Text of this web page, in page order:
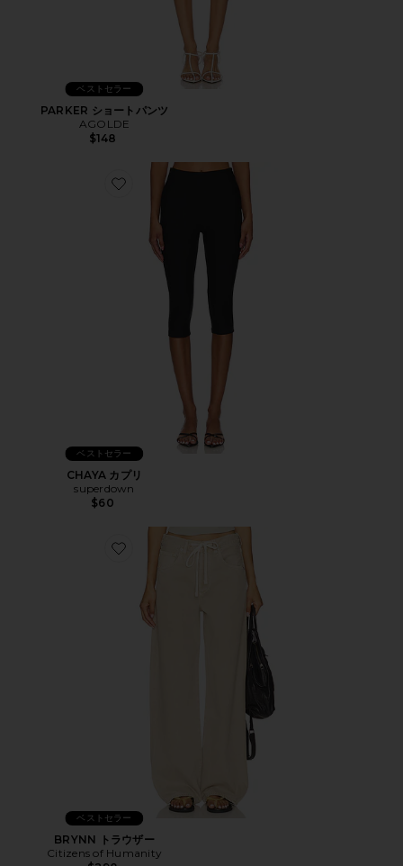
ベストセラー
PARKER ショートパンツ
AGOLDE
$148
Favorite CHAYA カプリ
ベストセラー
CHAYA カプリ
superdown
$60
Favorite BRYNN トラウザー
ベストセラー
BRYNN トラウザー
Citizens of Humanity